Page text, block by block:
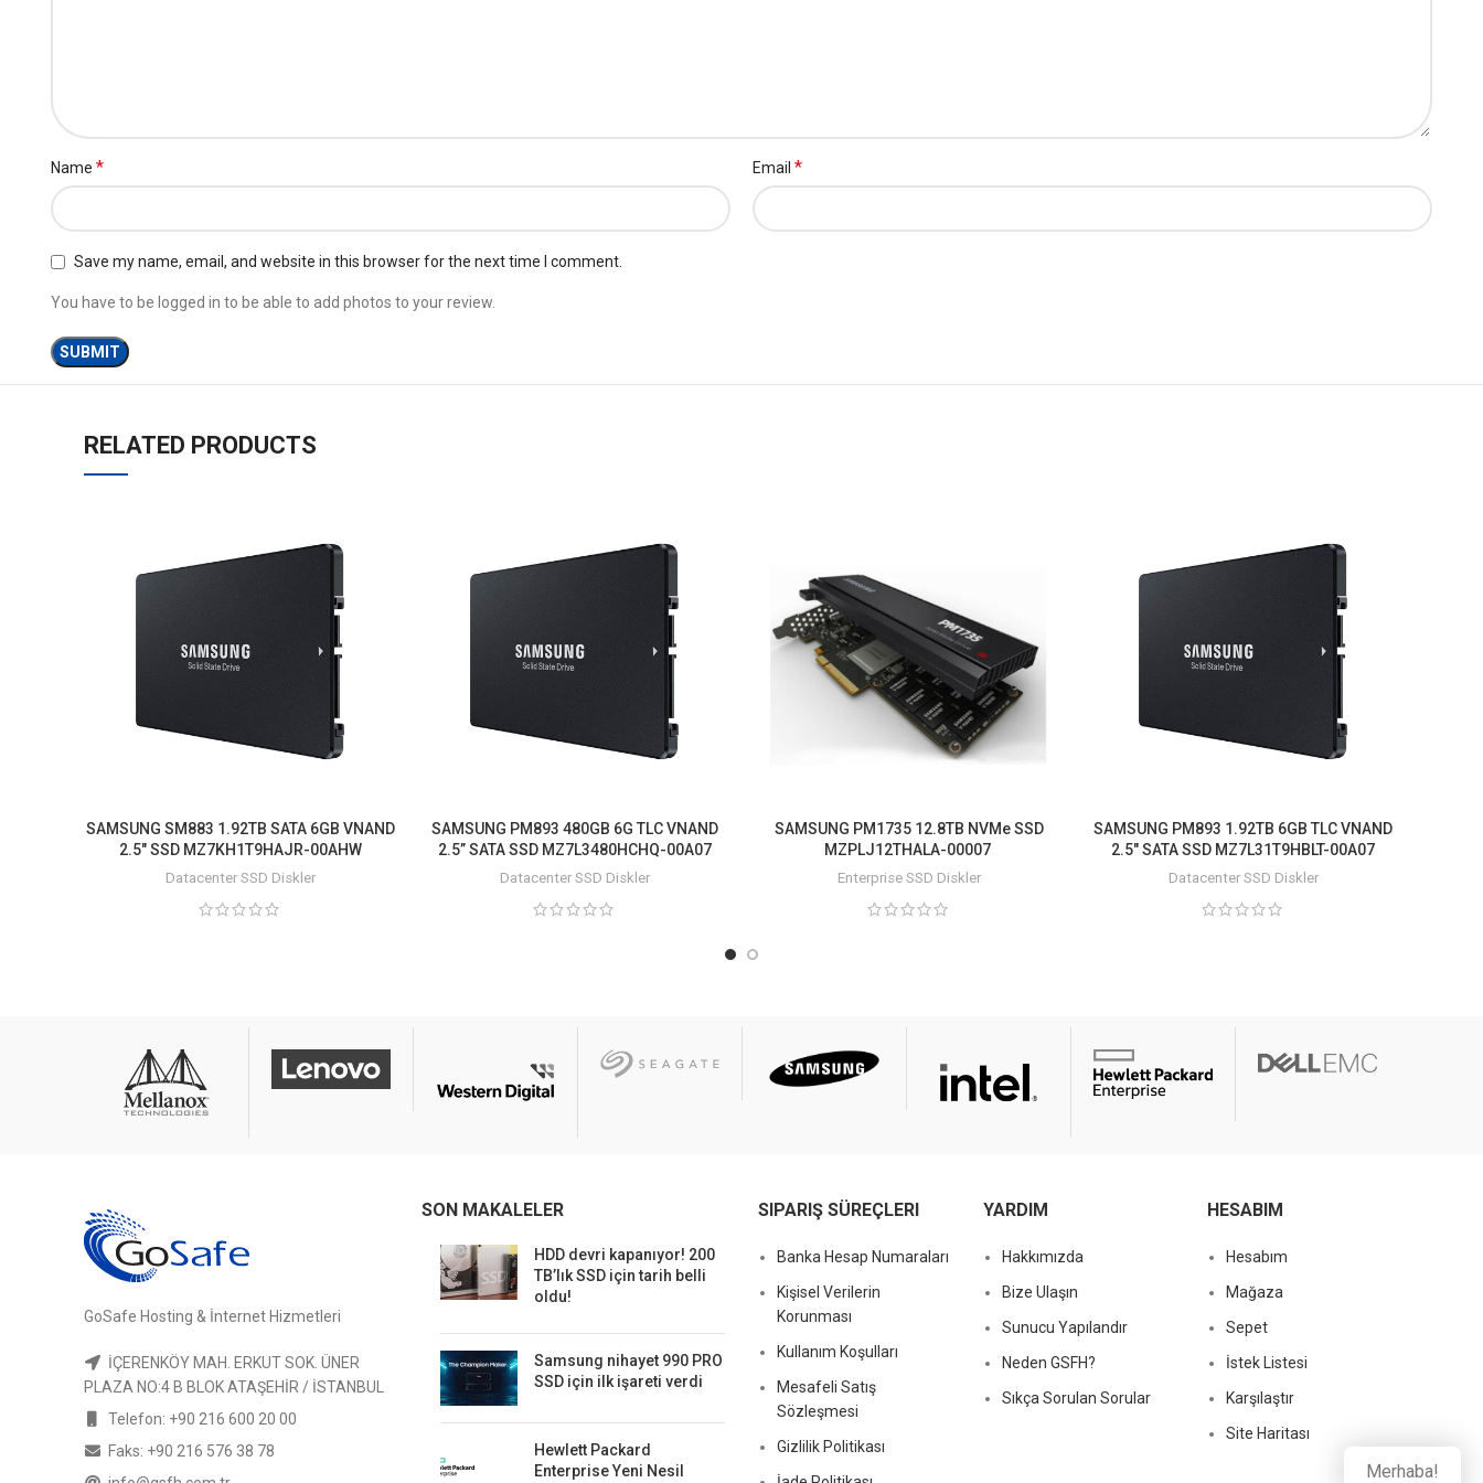
Name * Email *
Save my name, email, and website in this browser for the next time I comment.
You have to be logged in to be able to add photos to your review.
RELATED PRODUCTS
SAMSUNG SM883 1.92TB SATA 6GB VNAND
2.5″ SSD MZ7KH1T9HAJR-00AHW
Datacenter SSD Diskler
SAMSUNG PM893 480GB 6G TLC VNAND
2.5” SATA SSD MZ7L3480HCHQ-00A07
Datacenter SSD Diskler
SAMSUNG PM1735 12.8TB NVMe SSD
MZPLJ12THALA-00007
Enterprise SSD Diskler
SAMSUNG PM893 1.92TB 6GB TLC VNAND
2.5″ SATA SSD MZ7L31T9HBLT-00A07
Datacenter SSD Diskler
GoSafe Hosting & İnternet Hizmetleri
İÇERENKÖY MAH. ERKUT SOK. ÜNER
PLAZA NO:4 B BLOK ATAŞEHİR / İSTANBUL
Telefon: +90 216 600 20 00
Faks: +90 216 576 38 78
SON MAKALELER
HDD devri kapanıyor! 200
TB’lık SSD için tarih belli
oldu!
Samsung nihayet 990 PRO
SSD için ilk işareti verdi
Hewlett Packard
Enterprise Yeni Nesil
SIPARIŞ SÜREÇLERI
Banka Hesap Numaraları
Kişisel Verilerin
Korunması
Kullanım Koşulları
Mesafeli Satış
Sözleşmesi
Gizlilik Politikası
YARDIM
Hakkımızda
Bize Ulaşın
Sunucu Yapılandır
Neden GSFH?
Sıkça Sorulan Sorular
HESABIM
Hesabım
Mağaza
Sepet
İstek Listesi
Karşılaştır
Site Haritası
Merhaba!